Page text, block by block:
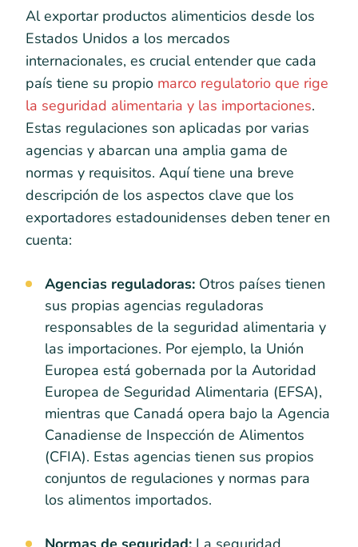
Al exportar productos alimenticios desde los
Estados Unidos a los mercados
internacionales, es crucial entender que cada
país tiene su propio marco regulatorio que rige
la seguridad alimentaria y las importaciones.
Estas regulaciones son aplicadas por varias
agencias y abarcan una amplia gama de
normas y requisitos. Aquí tiene una breve
descripción de los aspectos clave que los
exportadores estadounidenses deben tener en
cuenta:
Agencias reguladoras: Otros países tienen
sus propias agencias reguladoras
responsables de la seguridad alimentaria y
las importaciones. Por ejemplo, la Unión
Europea está gobernada por la Autoridad
Europea de Seguridad Alimentaria (EFSA),
mientras que Canadá opera bajo la Agencia
Canadiense de Inspección de Alimentos
(CFIA). Estas agencias tienen sus propios
conjuntos de regulaciones y normas para
los alimentos importados.